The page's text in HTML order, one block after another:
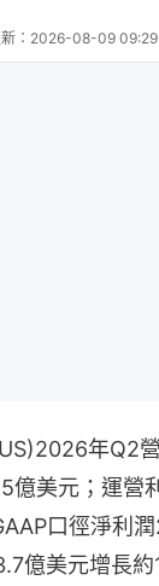
： 2026-08-09 09:29
年Q2
億美元；運營
口徑淨利
億美元增長